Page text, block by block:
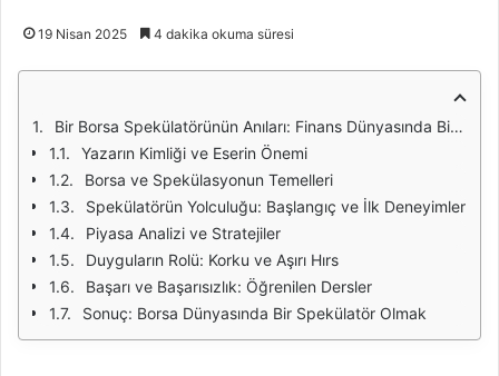
19 Nisan 2025 4 dakika okuma süresi
Bir Borsa Spekülatörünün Anıları: Finans Dünyasında Bir Yolculuk
Yazarın Kimliği ve Eserin Önemi
Borsa ve Spekülasyonun Temelleri
Spekülatörün Yolculuğu: Başlangıç ve İlk Deneyimler
Piyasa Analizi ve Stratejiler
Duyguların Rolü: Korku ve Aşırı Hırs
Başarı ve Başarısızlık: Öğrenilen Dersler
Sonuç: Borsa Dünyasında Bir Spekülatör Olmak